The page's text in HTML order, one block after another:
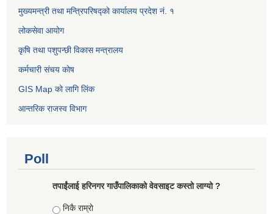
मुख्यमन्त्री तथा मन्त्रिपरिषद्को कार्यालय प्रदेश नं. १
लोकसेवा आयोग ​​​​
कृषि तथा पशुपन्छी विकास मन्त्रालय
कर्मचारी संचय कोष
GIS Map को लागि लिंक
आन्तरिक राजस्व विभाग
Poll
तपाईंलाई हरिनगर गाउँपालिकाको वेवसाइट कस्तो लाग्यो ?
Choices
निकै राम्राे